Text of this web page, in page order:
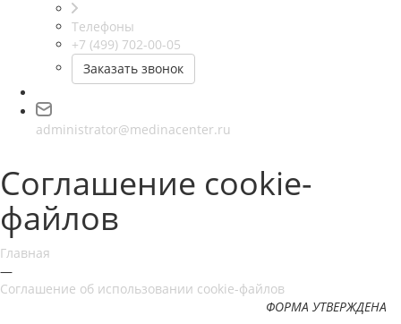
Телефоны
+7 (499) 702-00-05
Заказать звонок
administrator@medinacenter.ru
Соглашение cookie-
файлов
Главная
—
Соглашение об использовании cookie-файлов
ФОРМА УТВЕРЖДЕНА